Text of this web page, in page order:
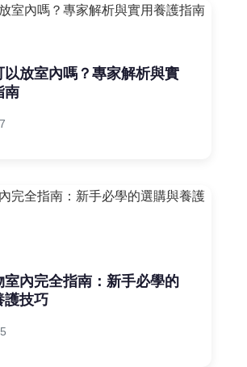
以放室內嗎？專家解析與實
南
室內完全指南：新手必學的
護技巧